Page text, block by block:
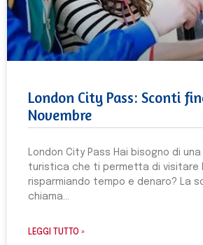
London City Pass: Sconti
Novembre
London City Pass Hai bisogno di
turistica che ti permetta di visitare
risparmiando tempo e denaro? La
chiama
LEGGI TUTTO »